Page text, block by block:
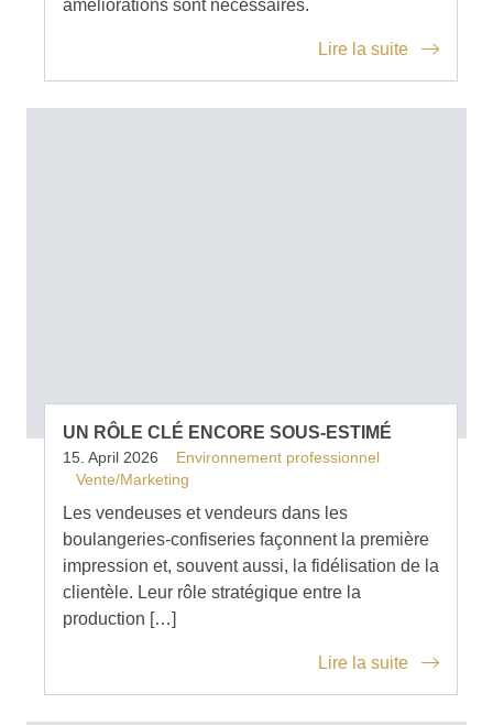
améliorations sont nécessaires.
Lire la suite
UN RÔLE CLÉ ENCORE SOUS-ESTIMÉ
15. April 2026
Environnement professionnel
Vente/Marketing
Les vendeuses et vendeurs dans les
boulangeries-confiseries façonnent la première
impression et, souvent aussi, la fidélisation de la
clientèle. Leur rôle stratégique entre la
production […]
Lire la suite